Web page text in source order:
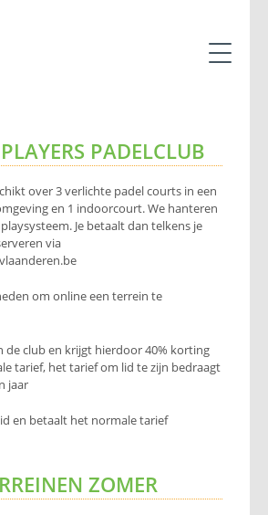
PADELCLUB
over 3 verlichte padel courts in een
en 1 indoorcourt. We hanteren
Je betaalt dan telkens je
via
om online een terrein te
de club en krijgt hierdoor 40% korting
tarief, het tarief om lid te zijn bedraagt
jaar
en betaalt het normale tarief
ZOMER